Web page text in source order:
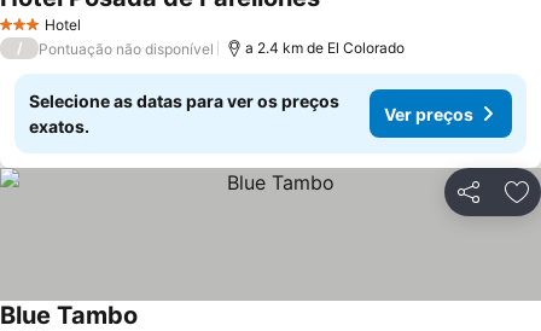
3 EstrelasHotel
Ver preços
/ Pontuação não disponível a 2.4 km de El Colorado
Selecione as datas para ver os preços
exatos.
Ver preços
Partilhar
Blue Tambo